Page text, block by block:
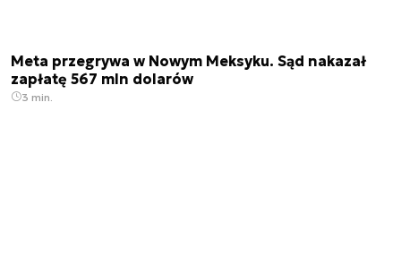
Meta przegrywa w Nowym Meksyku. Sąd nakazał
zapłatę 567 mln dolarów
3 min.